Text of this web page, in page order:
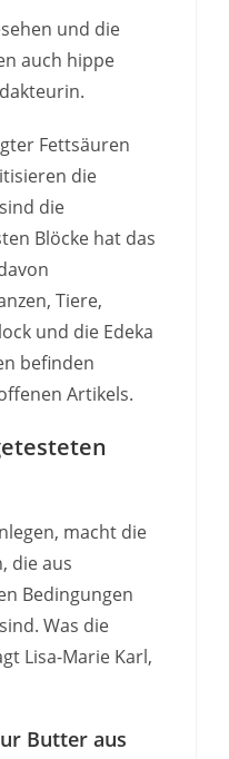
und die
auch hippe
Fettsäuren
die
die
Blöcke hat das
Tiere,
und die Edeka
befinden
Artikels.
macht die
die aus
Bedingungen
Was die
Lisa-Marie Karl,
Butter aus